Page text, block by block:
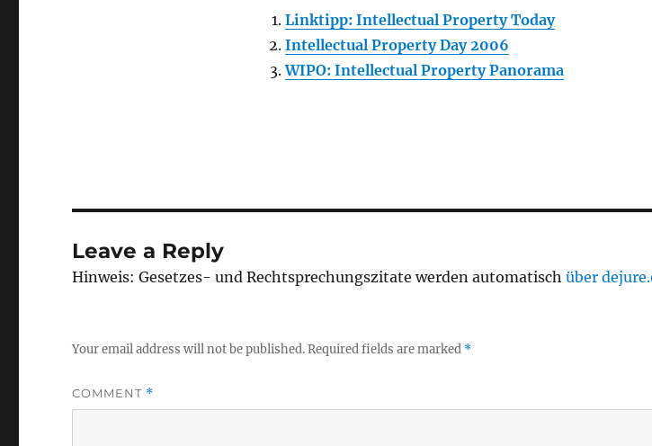
Linktipp: Intellectual Property Today
Intellectual Property Day 2006
WIPO: Intellectual Property Panorama
Leave a Reply
Hinweis: Gesetzes- und Rechtsprechungszitate werden automatischüber
Your email address will not be published.Required fields are marked *
COMMENT *